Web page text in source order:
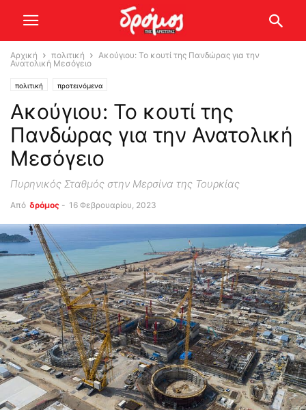
Αρχική πολιτική
Ακούγιου: Το κουτί της Πανδώρας για την
Ανατολική Μεσόγειο
πολιτική προτεινόμενα
Ακούγιου: Το κουτί της
Πανδώρας για την Ανατολική
Μεσόγειο
Πυρηνικός Σταθμός στην Μερσίνα της Τουρκίας
Από δρόμος - 16 Φεβρουαρίου, 2023